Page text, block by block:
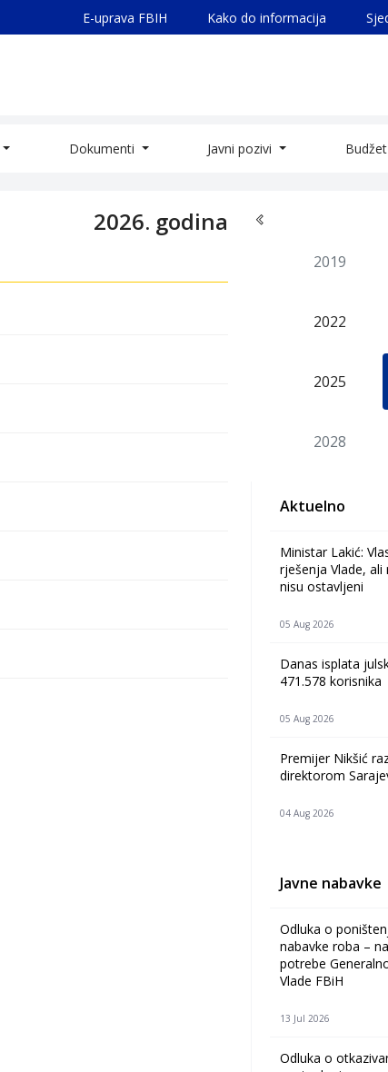
E-uprava FBIH Kako do informacija
Dokumenti Javni pozivi Budžet
2026. godina
2019
2022
2025
2028
Aktuelno
Ministar Lakić:
rješenja Vlade, ali
nisu ostavljeni
05 Aug 2026
Danas isplata
471.578 korisnika
05 Aug 2026
Premijer Nikšić
direktorom
04 Aug 2026
Javne nabavke
Odluka o
nabavke roba –
potrebe
Vlade FBiH
13 Jul 2026
Odluka o